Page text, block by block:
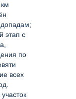
этап с
по
всех